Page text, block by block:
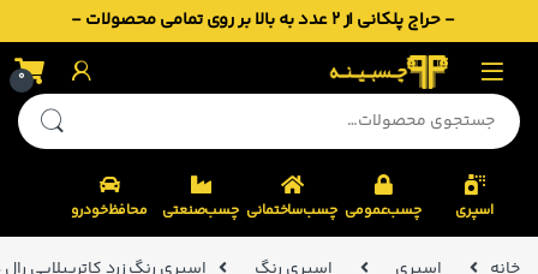
- حراج پلکانی از 2 عدد به بالا بر روی تمامی محصولات -
Skip to navigation
Skip to content
0
جستجو برای:
اسپری چسب‌عمومی چسب‌ساختمانی چسب‌صنعتی محافظ‌خودرو